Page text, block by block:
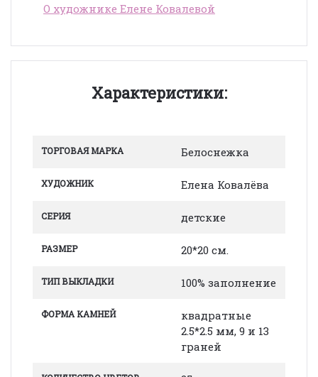
О художнике Елене Ковалевой
Характеристики:
ТОРГОВАЯ МАРКА Белоснежка
ХУДОЖНИК Елена Ковалёва
СЕРИЯ детские
РАЗМЕР 20*20 см.
ТИП ВЫКЛАДКИ 100% заполнение
ФОРМА КАМНЕЙ
квадратные
2.5*2.5 мм, 9 и 13
граней